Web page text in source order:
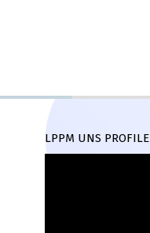
LPPM UNS PROFILE